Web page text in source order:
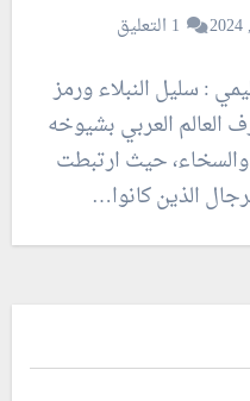
1 التعليق
: سليل النبلاء ورمز
العالم العربي بشيوخه
والسخاء، حيث ارتبطت
الذين كانوا…